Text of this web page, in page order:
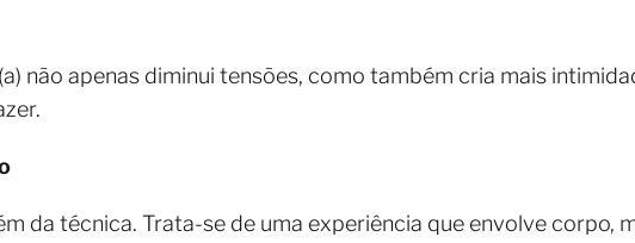
não apenas diminui tensões, como também cria mais
da técnica. Trata-se de uma experiência que envolve corpo,